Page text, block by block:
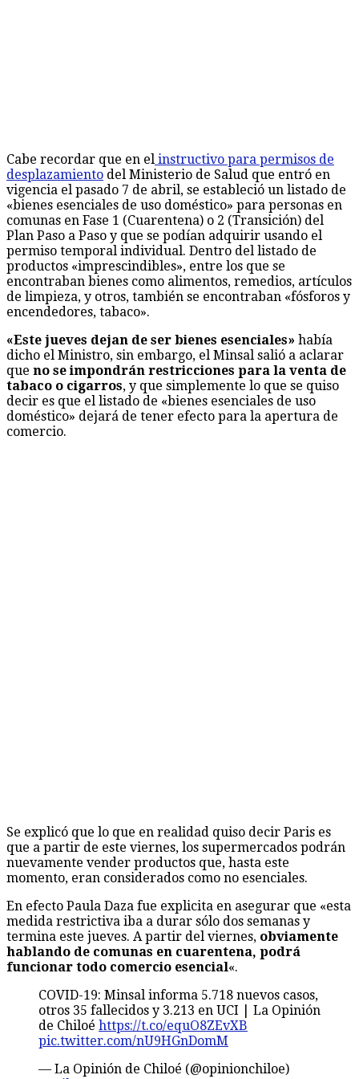
Cabe recordar que en el instructivo para permisos de
desplazamiento del Ministerio de Salud que entró en
vigencia el pasado 7 de abril, se estableció un listado de
«bienes esenciales de uso doméstico» para personas en
comunas en Fase 1 (Cuarentena) o 2 (Transición) del
Plan Paso a Paso y que se podían adquirir usando el
permiso temporal individual. Dentro del listado de
productos «imprescindibles», entre los que se
encontraban bienes como alimentos, remedios, artículos
de limpieza, y otros, también se encontraban «fósforos y
encendedores, tabaco».
«Este jueves dejan de ser bienes esenciales» había
dicho el Ministro, sin embargo, el Minsal salió a aclarar
que no se impondrán restricciones para la venta de
tabaco o cigarros, y que simplemente lo que se quiso
decir es que el listado de «bienes esenciales de uso
doméstico» dejará de tener efecto para la apertura de
comercio.
Se explicó que lo que en realidad quiso decir Paris es
que a partir de este viernes, los supermercados podrán
nuevamente vender productos que, hasta este
momento, eran considerados como no esenciales.
En efecto Paula Daza fue explicita en asegurar que «esta
medida restrictiva iba a durar sólo dos semanas y
termina este jueves. A partir del viernes, obviamente
hablando de comunas en cuarentena, podrá
funcionar todo comercio esencial«.
COVID-19: Minsal informa 5.718 nuevos casos,
otros 35 fallecidos y 3.213 en UCI | La Opinión
de Chiloé https://t.co/equO8ZEvXB
pic.twitter.com/nU9HGnDomM
— La Opinión de Chiloé (@opinionchiloe)